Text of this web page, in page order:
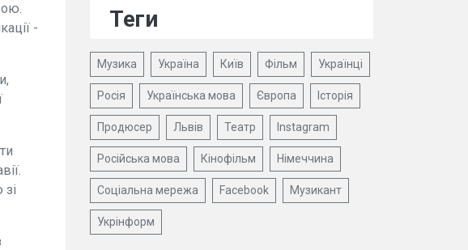
-
Теги
Музика Україна Київ Фільм Українці
Росія Українська мова Європа Історія
Продюсер Львів Театр Instagram
Російська мова Кінофільм Німеччина
Соціальна мережа Facebook Музикант
Укрінформ